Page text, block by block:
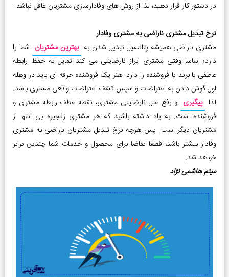
در دستور کار قرار دهید؛ لذا از روش های وفادارسازی مشتریان غافل نباشد.
نرخ تبدیل مشتری ناراضی به مشتری وفادار
مشتری ناراضی همیشه پتانسیل تبدیل شدن به بهترین مشتریان شما را
دارد؛ اساسا وقتی مشتری ابراز نارضایتی می کند تمایل به حفظ رابطه
عاطفی با برند یا فروشنده را دارد. هنر یک فروشنده حرفه ای باید در وهله
اول گوش دادن به اعتراضات و سپس کشف اعتراضات واقعی مشتری باشد.
لذا پیگیری و رفع علل نارضایتی مشتری، نقطه عطف رابطه مشتری و
فروشنده است. به یاد داشته باشید که هر مشتری زنجیره بی انتها از
مشتریان دیگر است. پس هرچه نرخ تبدیل مشتریان ناراضی به مشتری
وفادار بیشتر باشد، قطعا تقاضا برای محصول و خدمات شما چندین برابر
خواهد شد.
میثم هاشمی نژاد